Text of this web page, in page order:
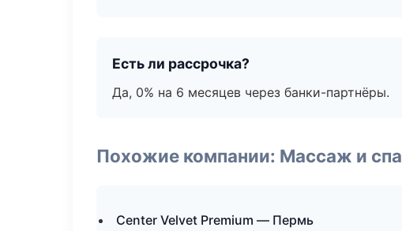
Есть ли рассрочка?
Да, 0% на 6 месяцев через банки-партнёры.
Похожие компании: Массаж и спа
Center Velvet Premium — Пермь